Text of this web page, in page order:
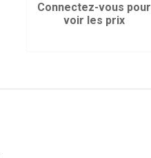
Connectez-vous pour
voir les prix